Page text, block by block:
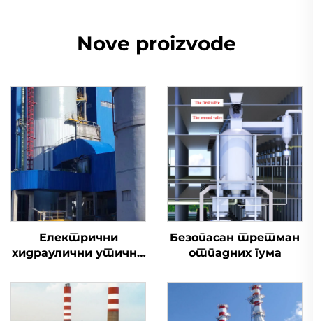
Nove proizvode
Електрични
хидраулични утични
Безопасан третман
отпадних гума